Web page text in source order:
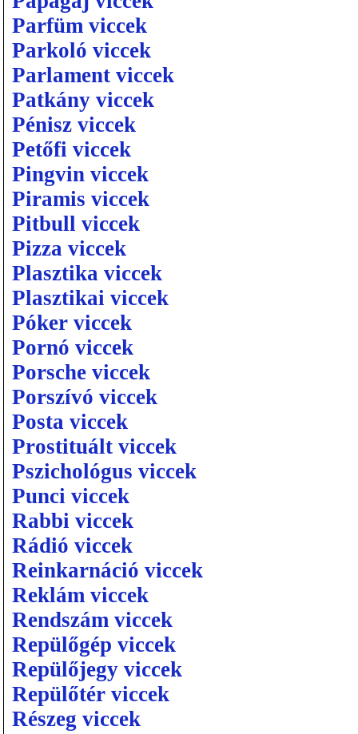
Parfüm viccek
Parkoló viccek
Parlament viccek
Patkány viccek
Pénisz viccek
Petőfi viccek
Pingvin viccek
Piramis viccek
Pitbull viccek
Pizza viccek
Plasztika viccek
Plasztikai viccek
Póker viccek
Pornó viccek
Porsche viccek
Porszívó viccek
Posta viccek
Prostituált viccek
Pszichológus viccek
Punci viccek
Rabbi viccek
Rádió viccek
Reinkarnáció viccek
Reklám viccek
Rendszám viccek
Repülőgép viccek
Repülőjegy viccek
Repülőtér viccek
Részeg viccek